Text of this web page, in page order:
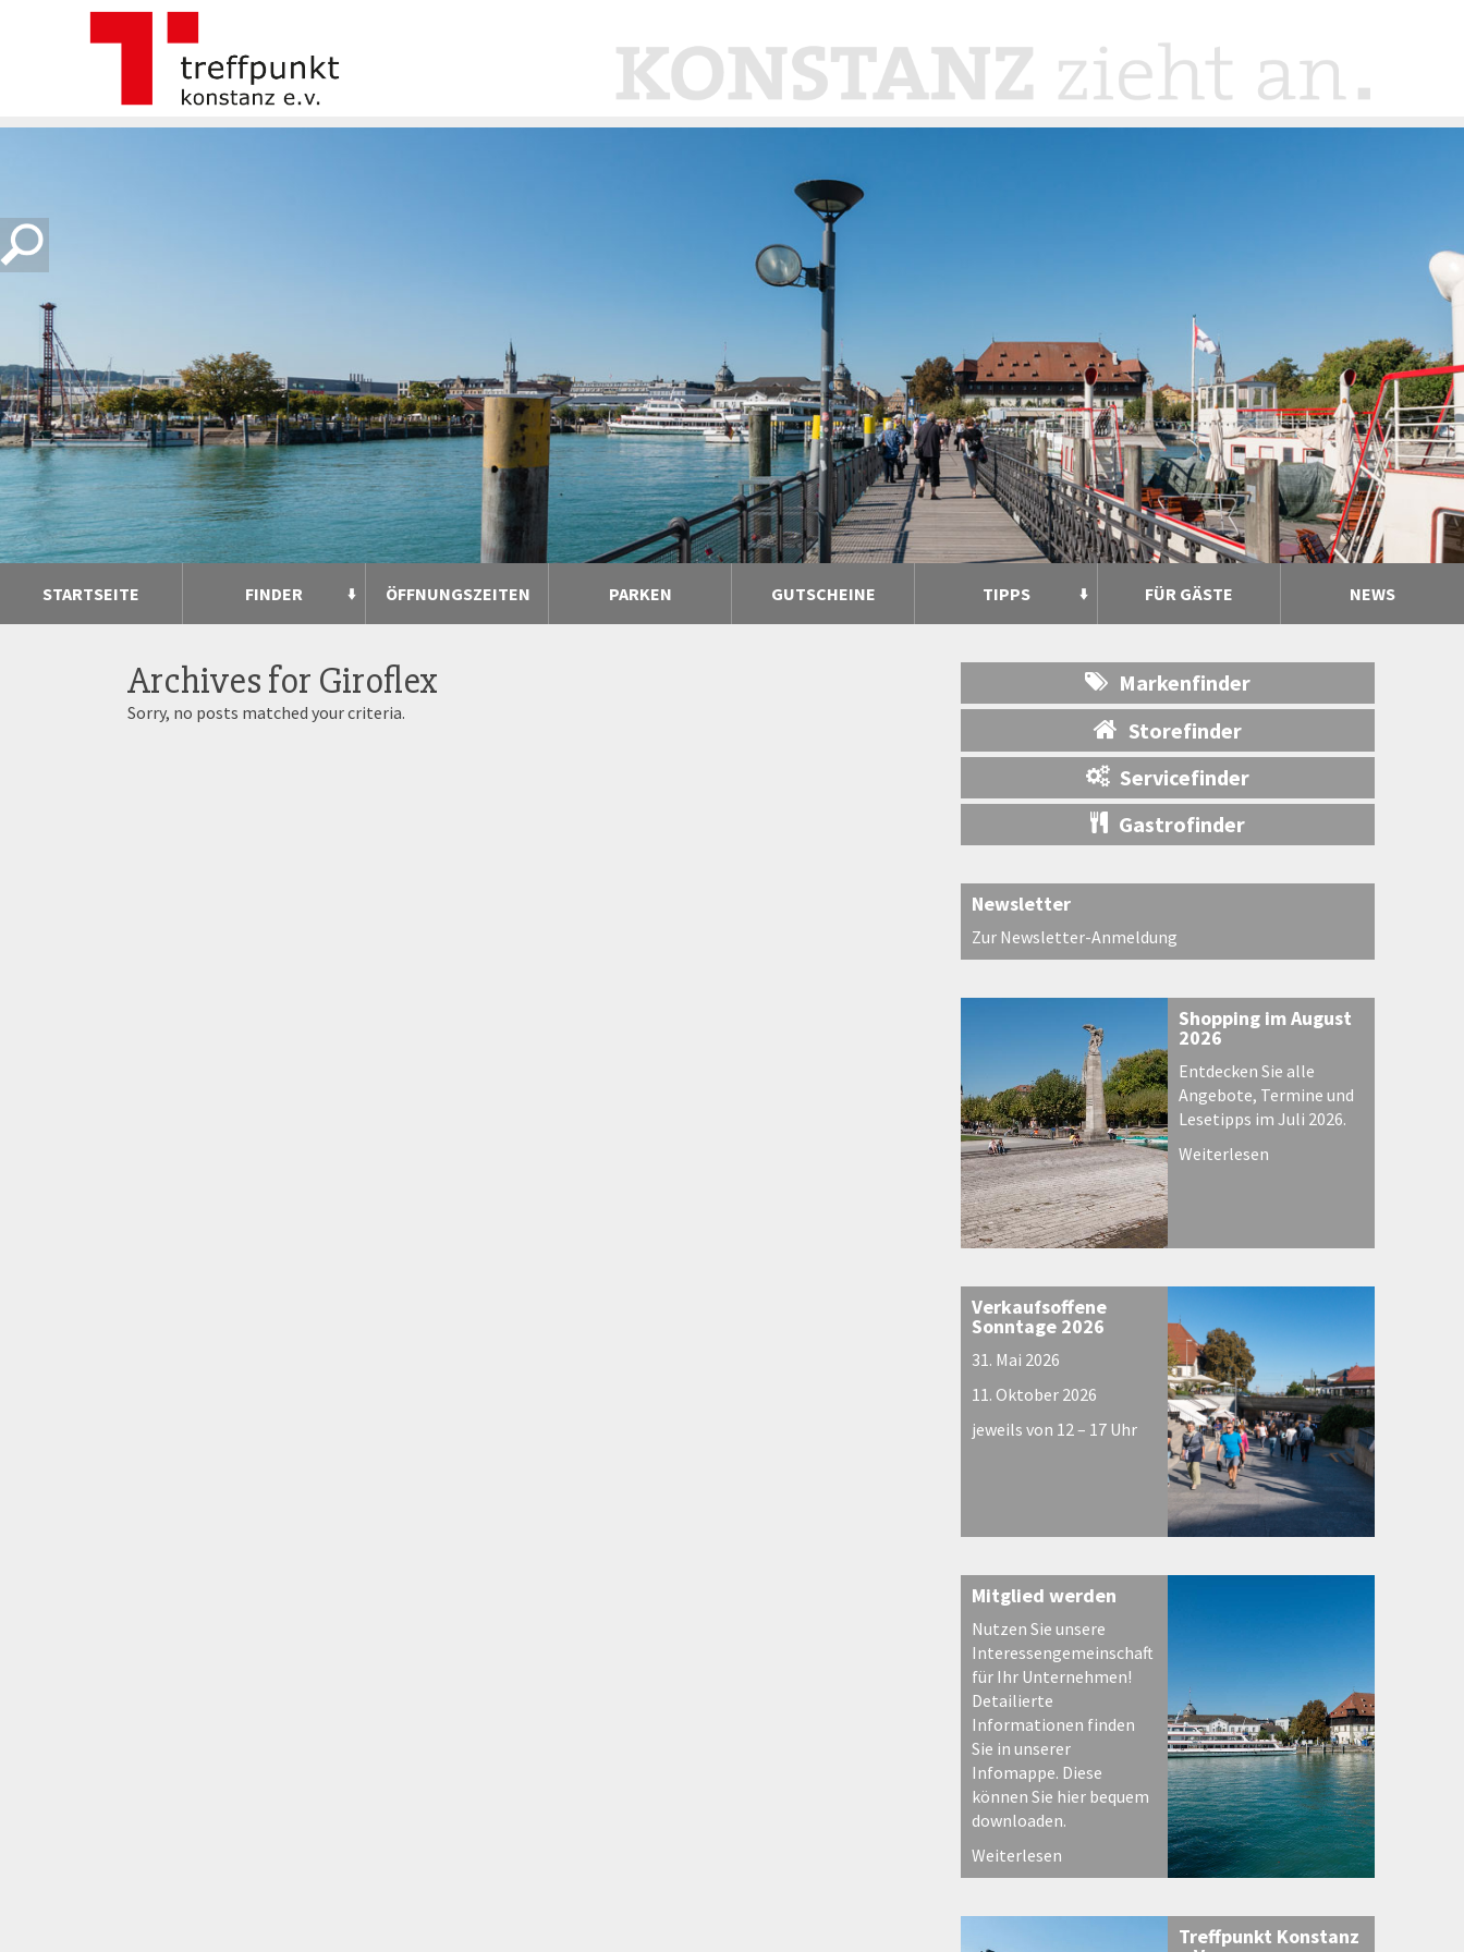
STARTSEITE FINDER ÖFFNUNGSZEITEN PARKEN GUTSCHEINE TIPPS FÜR GÄSTE NEWS
Archives for Giroflex
Sorry, no posts matched your criteria.
Markenfinder
Storefinder
Servicefinder
Gastrofinder
Newsletter
Zur Newsletter-Anmeldung
Shopping im August
2026
Entdecken Sie alle
Angebote, Termine und
Lesetipps im Juli 2026.
Weiterlesen
Verkaufsoffene
Sonntage 2026
31. Mai 2026
11. Oktober 2026
jeweils von 12 – 17 Uhr
Mitglied werden
Nutzen Sie unsere
Interessengemeinschaft
für Ihr Unternehmen!
Detailierte
Informationen finden
Sie in unserer
Infomappe. Diese
können Sie hier bequem
downloaden.
Weiterlesen
Treffpunkt Konstanz